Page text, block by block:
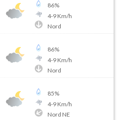
86%
4-9Km/h
Nord
86%
4-9Km/h
Nord
85%
4-9Km/h
Nord NE